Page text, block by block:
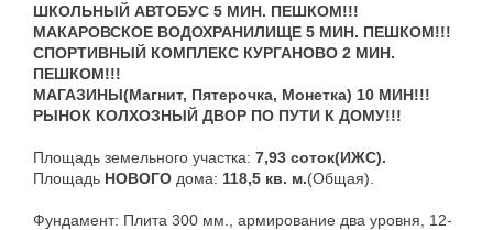
ШКОЛЬНЫЙ АВТОБУС 5 МИН. ПЕШКОМ!!!
МАКАРОВСКОЕ ВОДОХРАНИЛИЩЕ 5 МИН. ПЕШКОМ!!!
СПОРТИВНЫЙ КОМПЛЕКС КУРГАНОВО 2 МИН.
ПЕШКОМ!!!
МАГАЗИНЫ(Магнит, Пятерочка, Монетка) 10 МИН!!!
РЫНОК КОЛХОЗНЫЙ ДВОР ПО ПУТИ К ДОМУ!!!
Площадь земельного участка: 7,93 соток(ИЖС).
Площадь НОВОГО дома: 118,5 кв. м.(Общая).
Фундамент: Плита 300 мм., армирование два уровня, 12-